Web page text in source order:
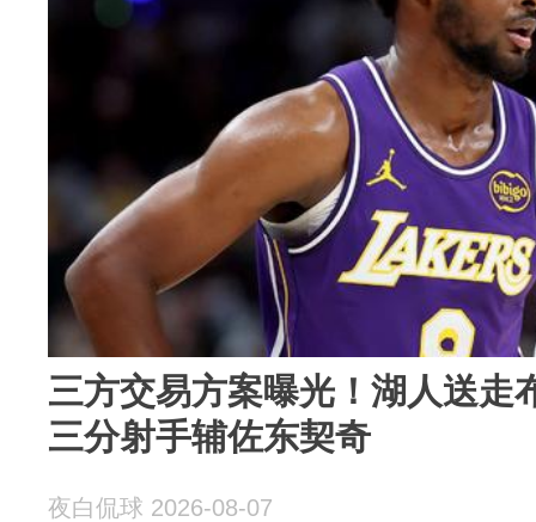
三方交易方案曝光！湖人送走
三分射手辅佐东契奇
夜白侃球 2026-08-07